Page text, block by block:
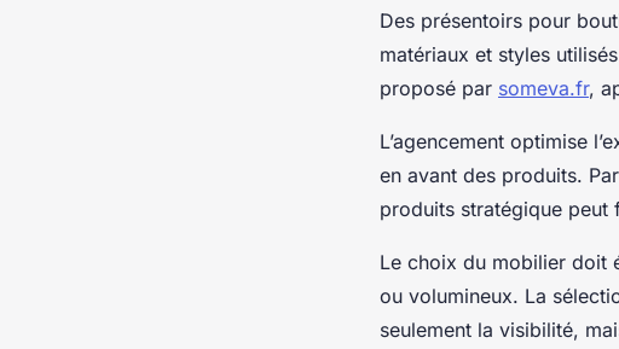
Des présentoirs pour
matériaux et styles
proposé par someva.fr,
L’agencement optimise
en avant des produits.
produits stratégique peut
Le choix du mobilier doit
ou volumineux. La
seulement la visibilité,